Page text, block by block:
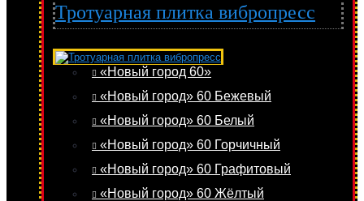
Тротуарная плитка вибропресс
«Новый город 60»
«Новый город» 60 Бежевый
«Новый город» 60 Белый
«Новый город» 60 Горчичный
«Новый город» 60 Графитовый
«Новый город» 60 Жёлтый